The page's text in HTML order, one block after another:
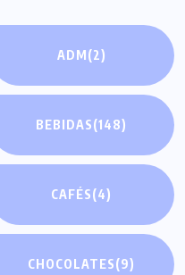
ADM(2)
BEBIDAS(148)
CAFÉS(4)
CHOCOLATES(9)